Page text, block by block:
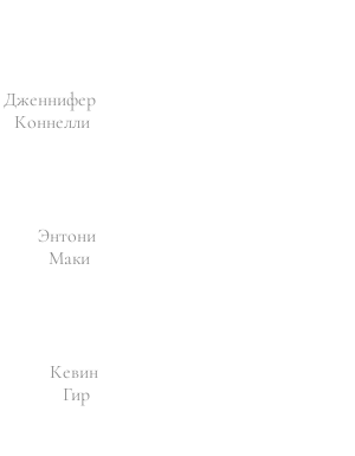
Дженнифер
Коннелли
Энтони
Маки
Кевин
Гир